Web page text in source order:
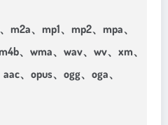
m2a、mp1、mp2、mpa、
、wma、wav、wv、xm、
、opus、ogg、oga、